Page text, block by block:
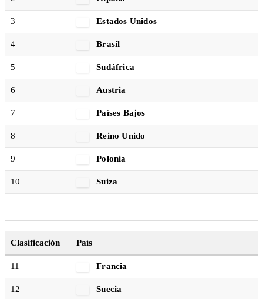
3 Estados Unidos
4 Brasil
5 Sudáfrica
6 Austria
7 Países Bajos
8 Reino Unido
9 Polonia
10 Suiza
Clasificación País
11 Francia
12 Suecia